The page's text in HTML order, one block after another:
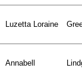
Luzetta Loraine
Annabell